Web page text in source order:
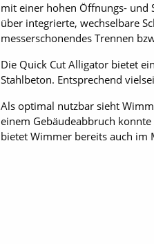
mit einer hohen Öffnungs- und
über integrierte, wechselbare
messerschonendes Trennen
Die Quick Cut Alligator bietet
Stahlbeton. Entsprechend
Als optimal nutzbar sieht
einem Gebäudeabbruch
bietet Wimmer bereits auch